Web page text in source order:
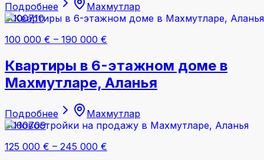
Подробнее
Махмутлар
#000710
100 000 € – 190 000 €
Квартиры в 6-этажном доме в
Махмутларе, Аланья
Подробнее
Махмутлар
#000709
125 000 € – 245 000 €